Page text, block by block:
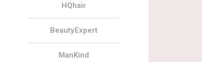
HQhair
BeautyExpert
ManKind